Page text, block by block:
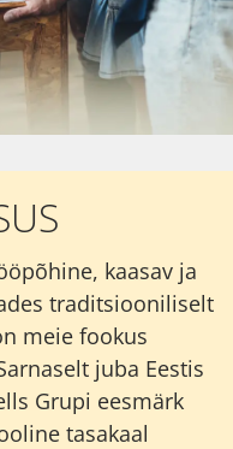
kaasav ja
traditsiooniliselt
meie fookus
juba Eestis
Grupi eesmärk
tasakaal